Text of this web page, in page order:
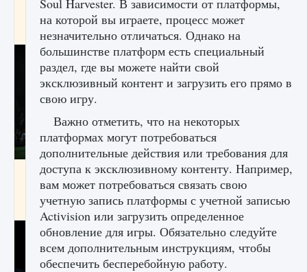
игре Creatures of Ava
9 августа 2024 1 164
Как исправить ошибку EA FC 25 beta,
которая не работает
9 августа 2024 1 370 0 0
Soul Harvester. В зависимости от платформы,
на которой вы играете, процесс может
незначительно отличаться. Однако на
большинстве платформ есть специальный
раздел, где вы можете найти свой
эксклюзивный контент и загрузить его прямо в
свою игру.
Важно отметить, что на некоторых
платформах могут потребоваться
дополнительные действия или требования для
доступа к эксклюзивному контенту. Например,
вам может потребоваться связать свою
учетную запись платформы с учетной записью
Activision или загрузить определенное
обновление для игры. Обязательно следуйте
всем дополнительным инструкциям, чтобы
обеспечить бесперебойную работу.